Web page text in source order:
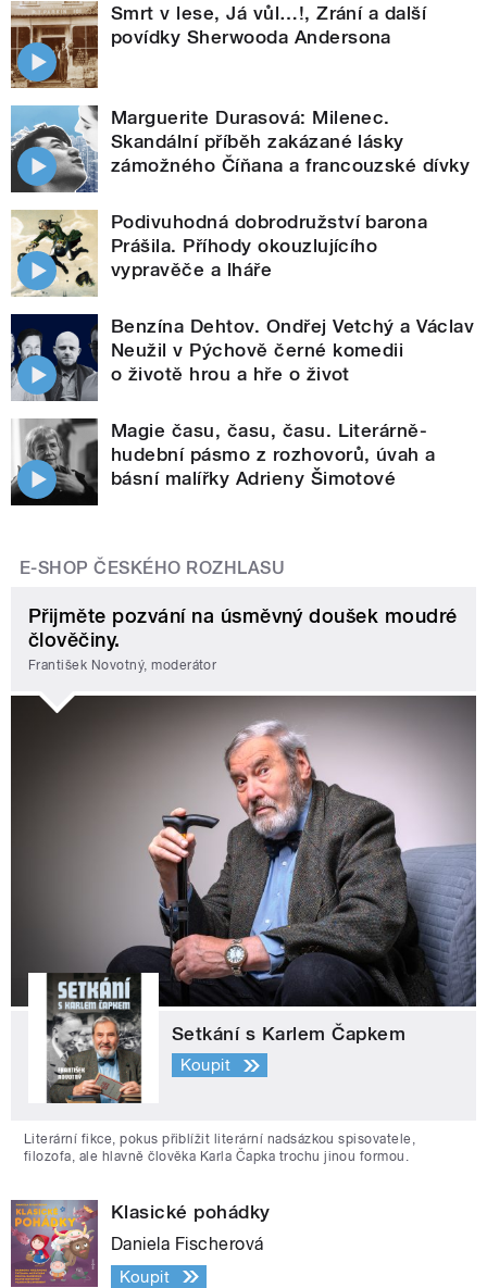
Smrt v lese, Já vůl…!, Zrání a další
povídky Sherwooda Andersona
Marguerite Durasová: Milenec.
Skandální příběh zakázané lásky
zámožného Číňana a francouzské dívky
Podivuhodná dobrodružství barona
Prášila. Příhody okouzlujícího
vypravěče a lháře
Benzína Dehtov. Ondřej Vetchý a Václav
Neužil v Pýchově černé komedii
o životě hrou a hře o život
Magie času, času, času. Literárně-
hudební pásmo z rozhovorů, úvah a
básní malířky Adrieny Šimotové
E-SHOP ČESKÉHO ROZHLASU
Přijměte pozvání na úsměvný doušek moudré
člověčiny.
František Novotný, moderátor
Setkání s Karlem Čapkem
Koupit
Literární fikce, pokus přiblížit literární nadsázkou spisovatele,
filozofa, ale hlavně člověka Karla Čapka trochu jinou formou.
Klasické pohádky
Daniela Fischerová
Koupit